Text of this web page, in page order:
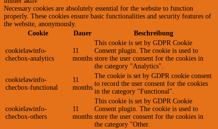
Necessary cookies are absolutely essential for the website to function
properly. These cookies ensure basic functionalities and security features of
the website, anonymously.
Cookie
Dauer Beschreibung
cookielawinfo-
checbox-analytics
11
months
This cookie is set by GDPR Cookie
Consent plugin. The cookie is used to
store the user consent for the cookies in
the category "Analytics".
cookielawinfo-
checbox-functional
11
months
The cookie is set by GDPR cookie consent
to record the user consent for the cookies
in the category "Functional".
cookielawinfo-
checbox-others
11
months
This cookie is set by GDPR Cookie
Consent plugin. The cookie is used to
store the user consent for the cookies in
the category "Other.